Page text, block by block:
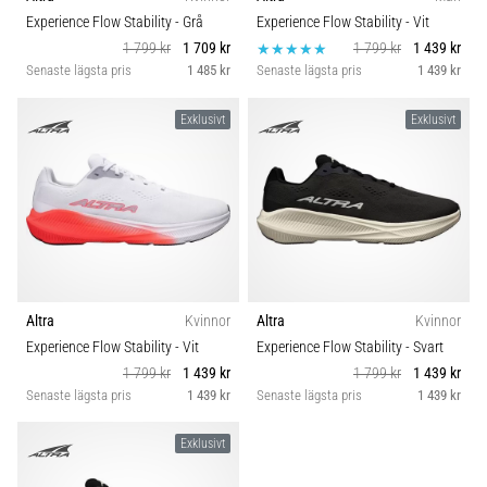
vanligaste…
8 min. läsning
Plantar
fasciit:
och
behandling
Upplever
hälsmärta
Carbon
Experience Flow Stability- Grå
1 799 kr
1 709 kr
Senaste lägsta pris 1 485 kr
Experience Flow Stability- Vit
1 799 kr
1 439 kr
Senaste lägsta pris 1 439 kr
Exklusivt
Altra
Kvinnor
Experience Flow Stability- Vit
1 799 kr
1 439 kr
Senaste lägsta pris 1 439 kr
Exklusivt
Altra
Kvinnor
Experience Flow Stability- Svart
1 799 kr
1 439 kr
Senaste lägsta pris 1 439 kr
Exklusivt